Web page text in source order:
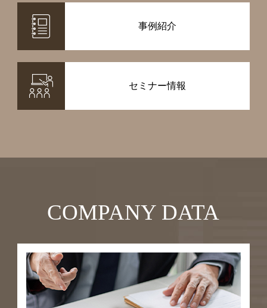
事例紹介
セミナー情報
COMPANY DATA